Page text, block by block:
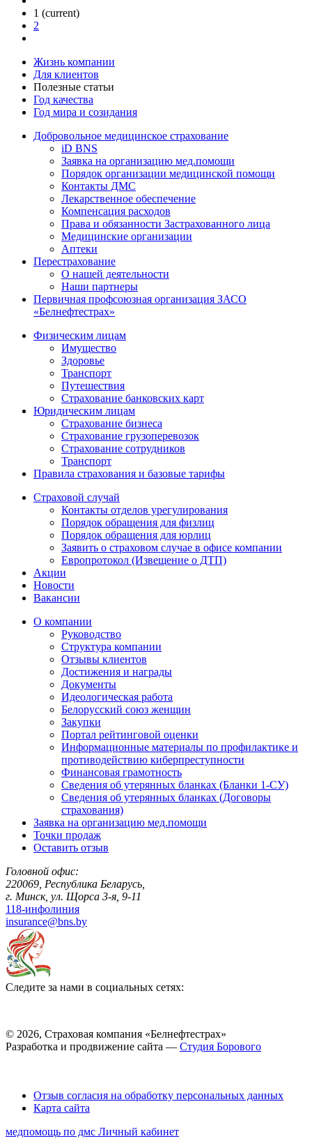
1 (current)
2
Жизнь компании
Для клиентов
Полезные статьи
Год качества
Год мира и созидания
Добровольное медицинское страхование
iD BNS
Заявка на организацию мед.помощи
Порядок организации медицинской помощи
Контакты ДМС
Лекарственное обеспечение
Компенсация расходов
Права и обязанности Застрахованного лица
Медицинские организации
Аптеки
Перестрахование
О нашей деятельности
Наши партнеры
Первичная профсоюзная организация ЗАСО
«Белнефтестрах»
Физическим лицам
Имущество
Здоровье
Транспорт
Путешествия
Страхование банковских карт
Юридическим лицам
Страхование бизнеса
Страхование грузоперевозок
Страхование сотрудников
Транспорт
Правила страхования и базовые тарифы
Страховой случай
Контакты отделов урегулирования
Порядок обращения для физлиц
Порядок обращения для юрлиц
Заявить о страховом случае в офисе компании
Европротокол (Извещение о ДТП)
Акции
Новости
Вакансии
О компании
Руководство
Структура компании
Отзывы клиентов
Достижения и награды
Документы
Идеологическая работа
Белорусский союз женщин
Закупки
Портал рейтинговой оценки
Информационные материалы по профилактике и
противодействию киберпреступности
Финансовая грамотность
Сведения об утерянных бланках (Бланки 1-СУ)
Сведения об утерянных бланках (Договоры
страхования)
Заявка на организацию мед.помощи
Точки продаж
Оставить отзыв
Головной офис:
220069, Республика Беларусь,
г. Минск, ул. Щорса 3-я, 9-11
118-инфолиния
insurance@bns.by
Следите за нами в социальных сетях:
© 2026, Страховая компания «Белнефтестрах»
Разработка и продвижение сайта — Студия Борового
Отзыв согласия на обработку персональных данных
Карта сайта
медпомощь по дмс Личный кабинет